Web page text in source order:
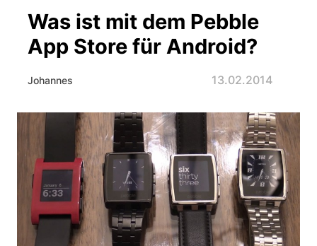
Was ist mit dem Pebble
App Store für Android?
Johannes 13.02.2014